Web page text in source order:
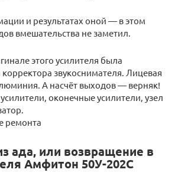
и результатах оной — в этом
вмешательства не заметил.
этого усилителя была
корректора звукоснимателя. Лицевая
А насчёт выходов — верняк!
оконечные усилители, узел
ремонта
ада, или возвращение в
Амфитон 50У-202C